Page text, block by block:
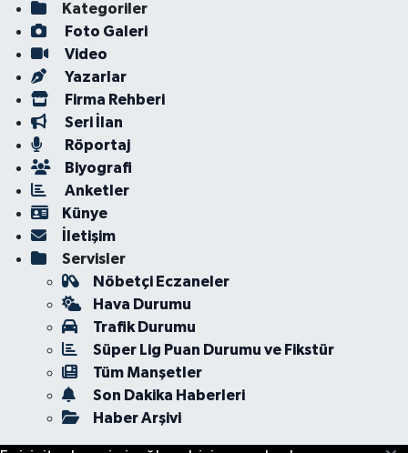
Kategoriler
Foto Galeri
Video
Yazarlar
Firma Rehberi
Seri İlan
Röportaj
Biyografi
Anketler
Künye
İletişim
Servisler
Nöbetçi Eczaneler
Hava Durumu
Trafik Durumu
Süper Lig Puan Durumu ve Fikstür
Tüm Manşetler
Son Dakika Haberleri
Haber Arşivi